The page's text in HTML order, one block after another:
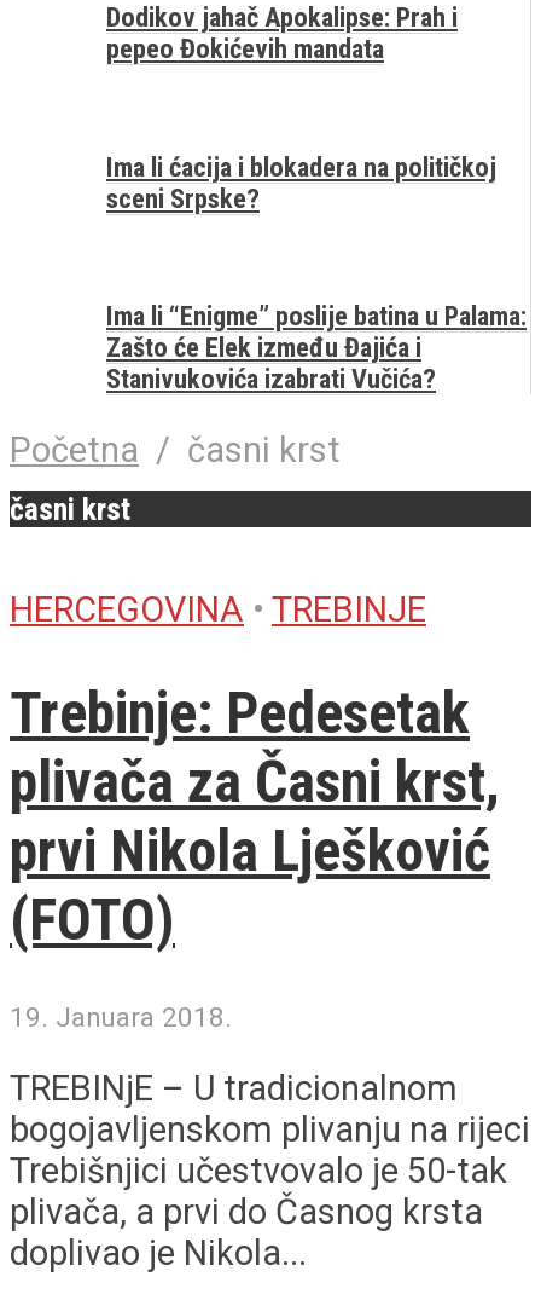
Dodikov jahač Apokalipse: Prah i
pepeo Đokićevih mandata
Ima li ćacija i blokadera na političkoj
sceni Srpske?
Ima li “Enigme” poslije batina u Palama:
Zašto će Elek između Đajića i
Stanivukovića izabrati Vučića?
Početna / časni krst
časni krst
HERCEGOVINA • TREBINJE
Trebinje: Pedesetak
plivača za Časni krst,
prvi Nikola Lješković
(FOTO)
19. Januara 2018.
TREBINjE – U tradicionalnom
bogojavljenskom plivanju na rijeci
Trebišnjici učestvovalo je 50-tak
plivača, a prvi do Časnog krsta
doplivao je Nikola...